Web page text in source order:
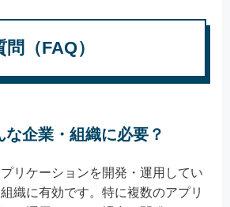
（FAQ）
な企業・組織に必要？
リケーションを開発・運用してい
織に有効です。特に複数のアプリ